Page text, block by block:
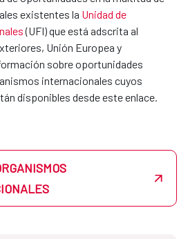
en el exterior también
en prácticas, y las
se canalizarán a través de las
de cada dirección.
y las plazas disponibles
La AECID es un entorno
de convenios con los siguientes
existentes la Unidad de
(UFI) que está adscrita al
Unión Europea y
sobre oportunidades
internacionales cuyos
disponibles desde este enlace.